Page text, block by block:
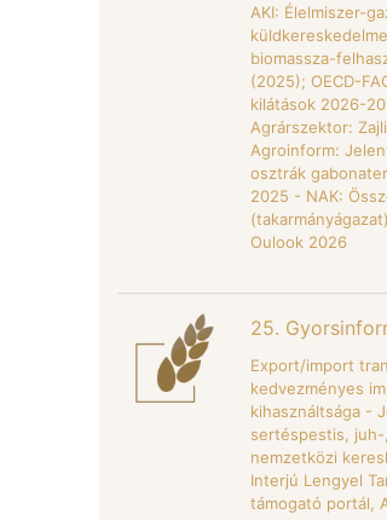
AKI: Élelmiszer-
biomassza-
(2025); OECD-
kilátások 2026-
Agrárszektor:
Agroinform:
osztrák
2025 - NAK:
Oulook 2026
25.
Export/import
kedvezményes
kihasználtsága -
sertéspestis,
nemzetközi
Interjú Lengyel
támogató portál,